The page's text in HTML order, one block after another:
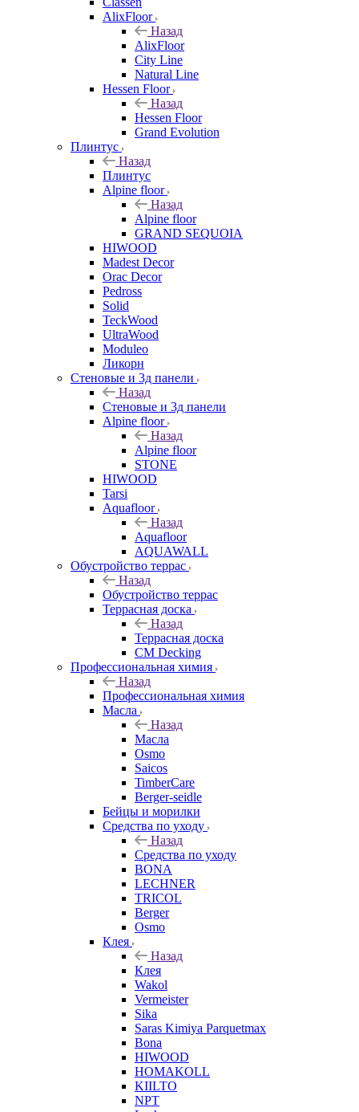
AlixFloor
Назад
AlixFloor
City Line
Natural Line
Hessen Floor
Назад
Hessen Floor
Grand Evolution
Плинтус
Назад
Плинтус
Alpine floor
Назад
Alpine floor
GRAND SEQUOIA
HIWOOD
Madest Decor
Orac Decor
Pedross
Solid
TeckWood
UltraWood
Moduleo
Ликорн
Стеновые и 3д панели
Назад
Стеновые и 3д панели
Alpine floor
Назад
Alpine floor
STONE
HIWOOD
Tarsi
Aquafloor
Назад
Aquafloor
AQUAWALL
Обустройство террас
Назад
Обустройство террас
Террасная доска
Назад
Террасная доска
CM Decking
Профессиональная химия
Назад
Профессиональная химия
Масла
Назад
Масла
Osmo
Saicos
TimberCare
Berger-seidle
Бейцы и морилки
Средства по уходу
Назад
Средства по уходу
BONA
LECHNER
TRICOL
Berger
Osmo
Клея
Назад
Клея
Wakol
Vermeister
Sika
Saras Kimiya Parquetmax
Bona
HIWOOD
HOMAKOLL
KIILTO
NPT